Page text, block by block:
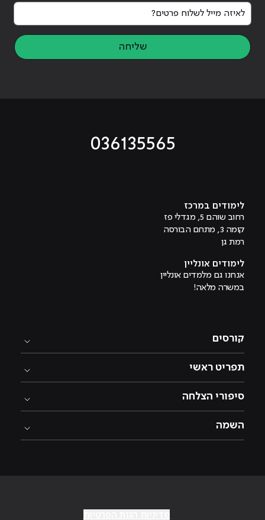
לאיזה מייל לשלוח פרטים?
שליחה
036135565
לימודים במרכז
רחוב שוהם 5, מגדלי פז
קומה 3, מתחם הבורסה
רמת גן
לימודים אונליין
אנחנו גם מלמדים אונליין
במשרה מלאה!
קורסים
תפריט ראשי
סיפורי הצלחה
השמה